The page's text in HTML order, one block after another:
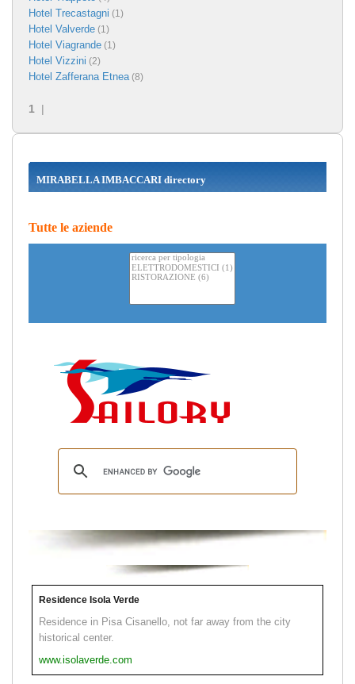
Hotel Trecastagni (1)
Hotel Valverde (1)
Hotel Viagrande (1)
Hotel Vizzini (2)
Hotel Zafferana Etnea(8)
1 |
MIRABELLA IMBACCARI directory
Tutte le aziende
Residence Isola Verde
Residence in Pisa Cisanello, not far away from the city
historical center.
www.isolaverde.com